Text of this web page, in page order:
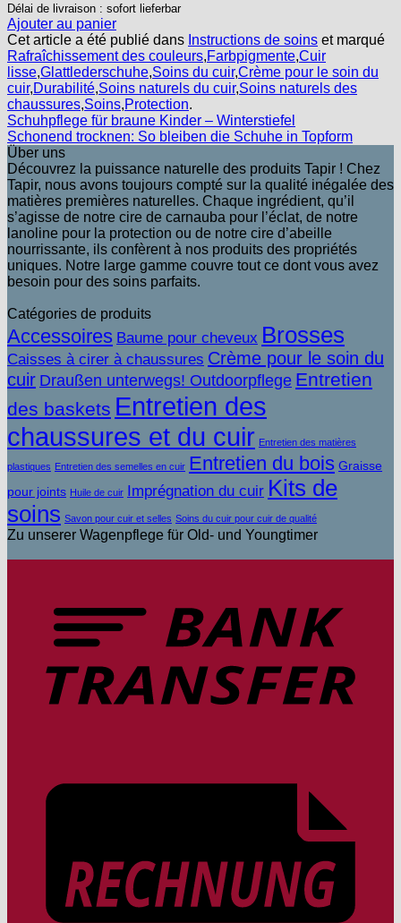
Délai de livraison : sofort lieferbar
Ajouter au panier
Cet article a été publié dans Instructions de soins et marqué
Rafraîchissement des couleurs,Farbpigmente,Cuir
lisse,Glattlederschuhe,Soins du cuir,Crème pour le soin du
cuir,Durabilité,Soins naturels du cuir,Soins naturels des
chaussures,Soins,Protection.
Schuhpflege für braune Kinder – Winterstiefel
Schonend trocknen: So bleiben die Schuhe in Topform
Über uns
Découvrez la puissance naturelle des produits Tapir ! Chez
Tapir, nous avons toujours compté sur la qualité inégalée des
matières premières naturelles. Chaque ingrédient, qu’il
s’agisse de notre cire de carnauba pour l’éclat, de notre
lanoline pour la protection ou de notre cire d’abeille
nourrissante, ils confèrent à nos produits des propriétés
uniques. Notre large gamme couvre tout ce dont vous avez
besoin pour des soins parfaits.
Catégories de produits
Accessoires Baume pour cheveux Brosses
Caisses à cirer à chaussures Crème pour le soin du
cuir Draußen unterwegs! Outdoorpflege Entretien
des baskets Entretien des
chaussures et du cuir Entretien des matières
plastiques Entretien des semelles en cuir Entretien du bois Graisse
pour joints Huile de cuir Imprégnation du cuir Kits de
soins Savon pour cuir et selles Soins du cuir pour cuir de qualité
Zu unserer Wagenpflege für Old- und Youngtimer